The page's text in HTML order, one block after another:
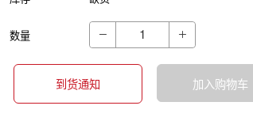
数量  
到货通知 加入购物车